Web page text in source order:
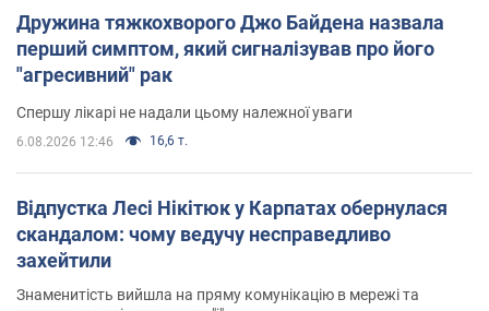
Дружина тяжкохворого Джо Байдена назвала
перший симптом, який сигналізував про його
"агресивний" рак
Спершу лікарі не надали цьому належної уваги
6.08.2026 12:46 16,6 т.
Відпустка Лесі Нікітюк у Карпатах обернулася
скандалом: чому ведучу несправедливо
захейтили
Знаменитість вийшла на пряму комунікацію в мережі та